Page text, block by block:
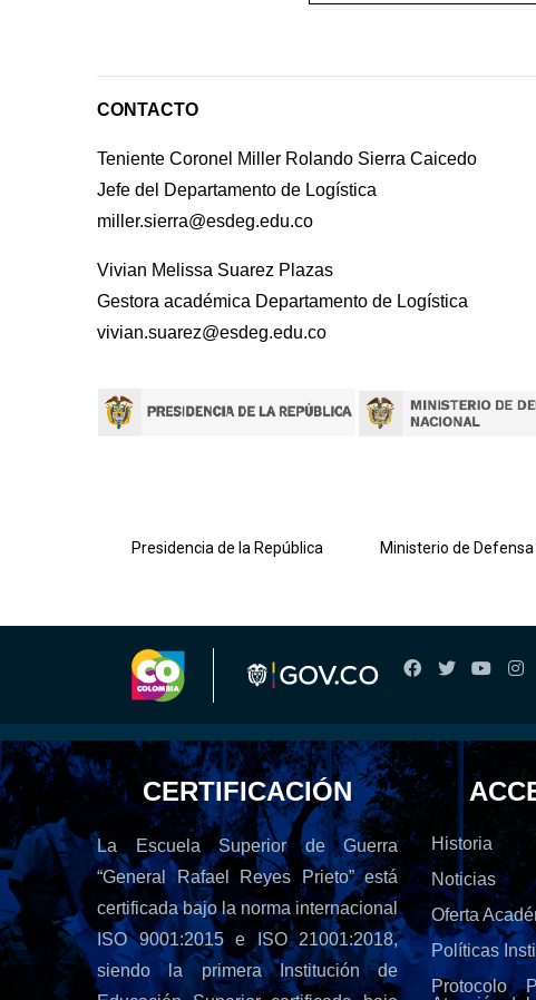
CONTACTO
Teniente Coronel Miller Rolando Sierra Caicedo
Jefe del Departamento de Logística
miller.sierra@esdeg.edu.co
Vivian Melissa Suarez Plazas
Gestora académica Departamento de Logística
vivian.suarez@esdeg.edu.co
Presidencia de la República
Ministerio de Defensa
CERTIFICACIÓN
La Escuela Superior de Guerra
“General Rafael Reyes Prieto” está
certificada bajo la norma internacional
ISO 9001:2015 e ISO 21001:2018,
siendo la primera Institución de
Historia
Noticias
Oferta
Políticas
Protocolo